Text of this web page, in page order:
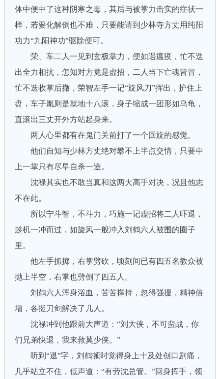
体中便中了这种阴寒之毒，其后与被掌力击实的症状一
样，若要化解倒也不难，只要能请到少林寺方丈用纯阳
功力“九阳神功”驱除便可。
荣、车二人一见到玄极掌力，便如遇瘟疫，忙不迭
出全力相抗，怎知对方竟是虚招，二人当下亡魂皆冒，
忙不迭收掌后撤，荣智左手一记“旋风刀”挥出，护住上
盘，车子胤则是就地十八滚，身子缩成一团形如乌龟，
直滚出三丈开外方站起身来。
两人心里都有在鬼门关前打了一个回旋的感觉。
他们自知与少林方丈绝对攀不上半点交情，只要中
上一掌只有尽早自杀一途。
沈禄其实也不敢当真和这两大高手对决，况且他志
不在此。
所以宁斗智，不斗力，巧施一记虚招将二人吓退，
趁机一冲而过，如旋风一般冲入刘鹤六人被围的圈子
里。
他左手抓掷，右掌劈砍，顷刻间已有四五名教众被
抛上半空，右掌也劈倒了四五人。
刘鹤六人浑身浴血，苦苦撑持，忽得强援，精神倍
增，各挺刀剑解决了几人。
沈禄冲到他跟前大声道：“刘大侠，不可蛮战，你
们兄弟快退，我来救莫少侠。”
听到“退”字，刘鹤顿时觉得身上十及处创口剧痛，
几乎站立不住，低声道：“有劳沈总管。”回身挥手，领